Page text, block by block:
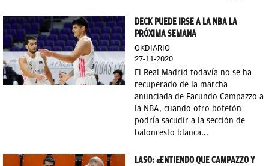
DECK PUEDE IRSE A LA NBA LA
PRÓXIMA SEMANA
OKDIARIO
27-11-2020
El Real Madrid todavía no se ha
recuperado de la marcha
anunciada de Facundo Campazzo a
la NBA, cuando otro bofetón
podría sacudir a la sección de
baloncesto blanca...
LASO: «ENTIENDO QUE CAMPAZZO Y